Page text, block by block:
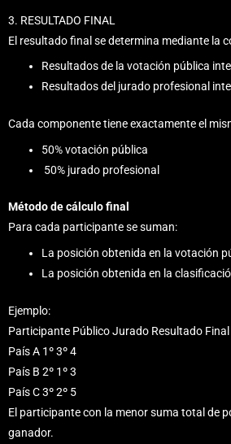
3. RESULTADO FINAL
El resultado final se determina mediante la
Resultados de la votación pública
Resultados del jurado profesional
Cada componente tiene exactamente el
50% votación pública
50% jurado profesional
Método de cálculo final
Para cada participante se suman:
La posición obtenida en la votación
La posición obtenida en la
Ejemplo:
Participante Público Jurado Resultado Final
País A 1º 3º 4
País B 2º 1º 3
País C 3º 2º 5
El participante con la menor suma total de
ganador.